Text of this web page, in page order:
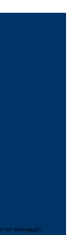
un messaggio